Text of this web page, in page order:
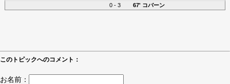
0 - 3
67' コバーン
このトピックへのコメント：
お名前：